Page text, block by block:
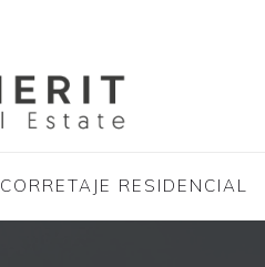
CORRETAJE RESIDENCIAL